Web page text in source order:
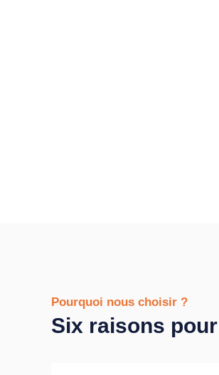
Pourquoi nous choisir ?
Six raisons